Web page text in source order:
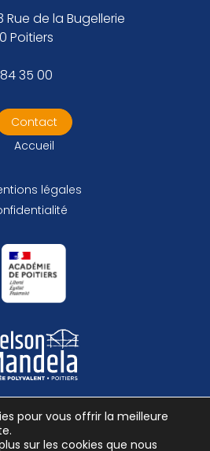
Rue de la Bugellerie
Poitiers
35 00
Contact
Accueil
légales
pour vous offrir la meilleure
sur les cookies que nous